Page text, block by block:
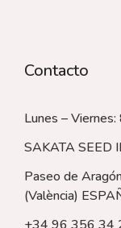
Contacto
Lunes –
SAKATA SEED
Paseo de
(València)